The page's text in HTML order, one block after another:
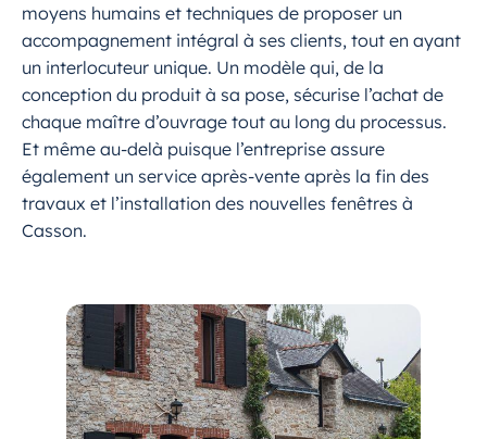
moyens humains et techniques de proposer un
accompagnement intégral à ses clients, tout en ayant
un interlocuteur unique. Un modèle qui, de la
conception du produit à sa pose, sécurise l’achat de
chaque maître d’ouvrage tout au long du processus.
Et même au-delà puisque l’entreprise assure
également un service après-vente après la fin des
travaux et l’installation des nouvelles fenêtres à
Casson.